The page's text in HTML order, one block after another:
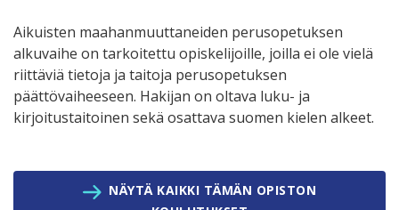
Aikuisten maahanmuuttaneiden perusopetuksen
alkuvaihe on tarkoitettu opiskelijoille, joilla ei ole vielä
riittäviä tietoja ja taitoja perusopetuksen
päättövaiheeseen. Hakijan on oltava luku- ja
kirjoitustaitoinen sekä osattava suomen kielen alkeet.
NÄYTÄ KAIKKI TÄMÄN OPISTON